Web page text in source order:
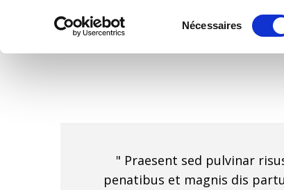
du
Nécessaires
" Praesent sed pulvinar
penatibus et magnis dis